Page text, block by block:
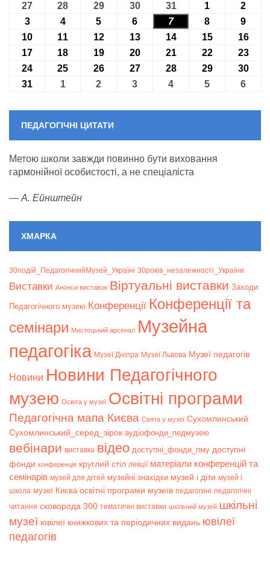
27 27.07.2026
28 28.07.2026
2929.07.2026
3030.07.2026
3131.07.2026
1 01.08.2026
2
303.08.2026
404.08.2026
5 05.08.2026
6 06.08.2026
707.08.2026
8 08.08.2026
9
10 10.08.2026
11 11.08.2026
1212.08.2026
1313.08.2026
1414.08.2026
1515.08.2026
16
17 17.08.2026
18 18.08.2026
1919.08.2026
2020.08.2026
2121.08.2026
2222.08.2026
23
24 24.08.2026
25 25.08.2026
2626.08.2026
2727.08.2026
2828.08.2026
2929.08.2026
30
31 31.08.2026
101.09.2026
2 02.09.2026
3 03.09.2026
4 04.09.2026
5 05.09.2026
6
ПЕДАГОГІЧНІ ЦИТАТИ
Метою школи завжди повинно бути виховання
гармонійної особистості, а не спеціаліста
— А. Ейнштейн
ХМАРКА
30подій_ПедагогічнийМузей_Україні 30років_незалежності_України
Bиставки Анонси виставок Віртуальні виставки Заходи
Педагогічного музею Конференції Конференції та
семінари Мистецький арсенал Музейна
педагогіка Музеї Дніпра Музеї Львова Музеї педагогів
Новини Новини Педагогічного
музею Освіта у музеї Освітні програми
Педагогічна мапа Києва Свята у музеї Сухомлинський
Сухомлинський_серед_зірок аудіофонди_педмузею
вебінари виставка відео доступні_фонди_пму доступні
фонди конференція круглий стіл лекції матеріали конференцій та
семінарів музей для дітей музейні знахідки музей і діти музей і
школа музеї Києва освітні програми музеїв педагогині педагогічні
читання сковорода 300 тематичні виставки шкільний музей шкільні
музеї ювілеї книжкових та періодичних видань ювілеї
педагогів